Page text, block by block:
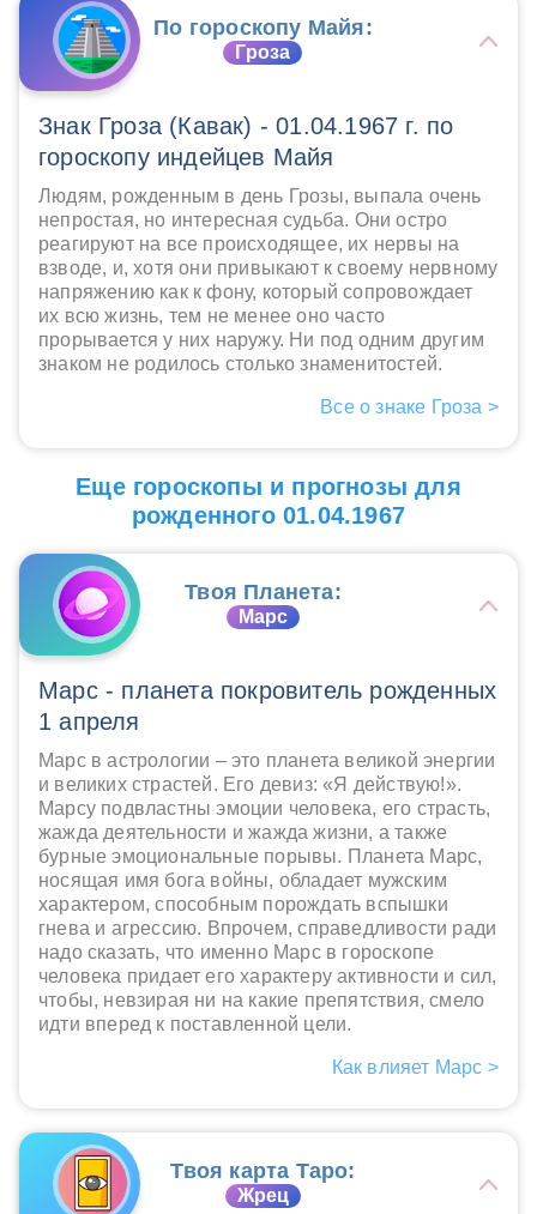
По гороскопу Майя:
Гроза
Знак Гроза (Кавак) - 01.04.1967 г. по
гороскопу индейцев Майя
Людям, рожденным в день Грозы, выпала очень
непростая, но интересная судьба. Они остро
реагируют на все происходящее, их нервы на
взводе, и, хотя они привыкают к своему нервному
напряжению как к фону, который сопровождает
их всю жизнь, тем не менее оно часто
прорывается у них наружу. Ни под одним другим
знаком не родилось столько знаменитостей.
Все о знаке Гроза >
Еще гороскопы и прогнозы для
рожденного 01.04.1967
Твоя Планета:
Марс
Марс - планета покровитель рожденных
1 апреля
Марс в астрологии – это планета великой энергии
и великих страстей. Его девиз: «Я действую!».
Марсу подвластны эмоции человека, его страсть,
жажда деятельности и жажда жизни, а также
бурные эмоциональные порывы. Планета Марс,
носящая имя бога войны, обладает мужским
характером, способным порождать вспышки
гнева и агрессию. Впрочем, справедливости ради
надо сказать, что именно Марс в гороскопе
человека придает его характеру активности и сил,
чтобы, невзирая ни на какие препятствия, смело
идти вперед к поставленной цели.
Как влияет Марс >
Твоя карта Таро:
Жрец